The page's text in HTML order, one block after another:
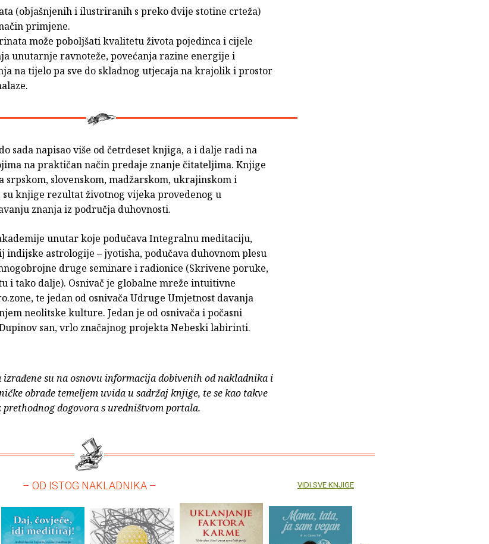
(objašnjenih i ilustriranih s preko dvije stotine crteža)
primjene.
može poboljšati kvalitetu života pojedinca i cijele
unutarnje ravnoteže, povećanja razine energije i
na tijelo pa sve do skladnog utjecaja na krajolik i prostor
sada napisao više od četrdeset knjiga, a i dalje radi na
na praktičan način predaje znanje čitateljima. Knjige
srpskom, slovenskom, madžarskom, ukrajinskom i
su knjige rezultat životnog vijeka provedenog u
znanja iz područja duhovnosti.
unutar koje podučava Integralnu meditaciju,
astrologije – jyotisha, podučava duhovnom plesu
druge seminare i radionice (Skrivene poruke,
i tako dalje). Osnivač je globalne mreže intuitivne
te jedan od osnivača Udruge Umjetnost davanja
neolitske kulture. Jedan je od osnivača i počasni
san, vrlo značajnog projekta Nebeski labirinti.
su na osnovu informacija dobivenih od nakladnika i
obrade temeljem uvida u sadržaj knjige, te se kao takve
dogovora s uredništvom portala.
– OD ISTOG NAKLADNIKA – VIDI SVE KNJIGE